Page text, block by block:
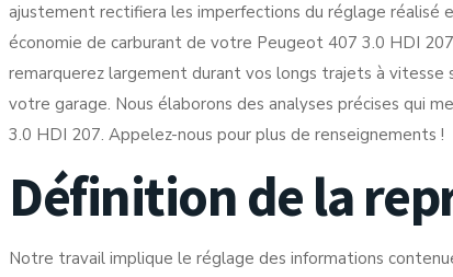
ajustement rectifiera les imperfections du réglage réalisé
économie de carburant de votre Peugeot 407 3.0 HDI
remarquerez largement durant vos longs trajets à
votre garage. Nous élaborons des analyses précises qui
3.0 HDI 207. Appelez-nous pour plus de renseignements !
Définition de la
Notre travail implique le réglage des informations